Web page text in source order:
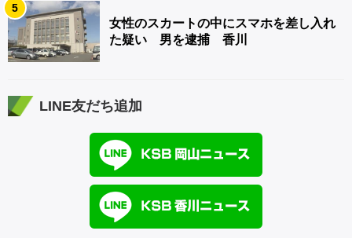
5
女性のスカートの中にスマホを差し入れ
た疑い 男を逮捕 香川
LINE友だち追加